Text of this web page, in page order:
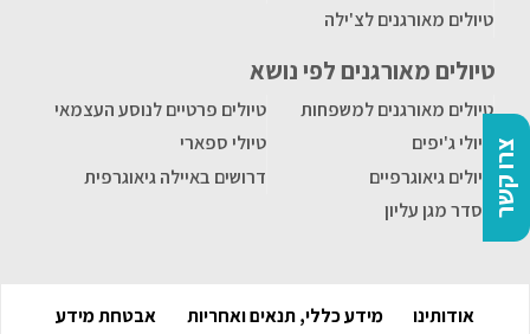
צרו קשר
טיולים מאורגנים לצ'ילה
טיולים מאורגנים לפי נושא
טיולים מאורגנים למשפחות
טיולים פרטיים לנוסע העצמאי
טיולי ג'יפים
טיולי ספארי
טיולים גיאוגרפיים
דרושים באיילה גיאוגרפית
הסדר מגן עליון
אודותינו מידע כללי, תנאים ואחריות
אבטחת מידע